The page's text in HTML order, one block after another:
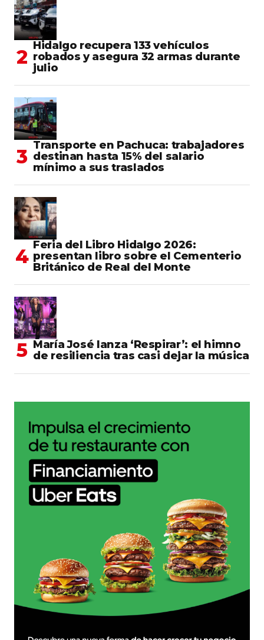
Hidalgo recupera 133 vehículos
robados y asegura 32 armas durante
julio
Transporte en Pachuca: trabajadores
destinan hasta 15% del salario
mínimo a sus traslados
Feria del Libro Hidalgo 2026:
presentan libro sobre el Cementerio
Británico de Real del Monte
María José lanza ‘Respirar’: el himno
de resiliencia tras casi dejar la música